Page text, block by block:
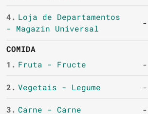
4. Loja de Departamentos
- Magazin Universal
-
COMIDA
1. Fruta - Fructe -
2. Vegetais - Legume -
3. Carne - Carne -